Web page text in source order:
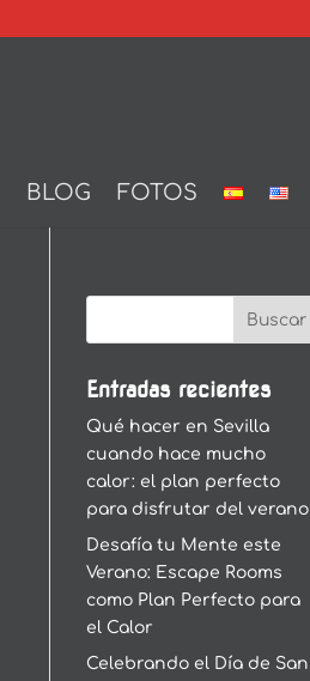
BLOG FOTOS
Entradas recientes
Qué hacer en Sevilla
cuando hace mucho
calor: el plan perfecto
para disfrutar del verano
Desafía tu Mente este
Verano: Escape Rooms
como Plan Perfecto para
el Calor
Celebrando el Día de San